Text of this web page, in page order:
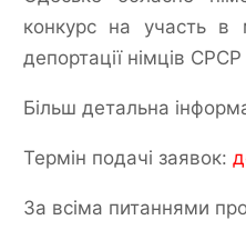
конкурс на участь в
депортації німців
Більш детальна
Термін подачі заявок:
За всіма питаннями